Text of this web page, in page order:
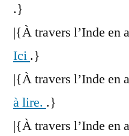
.}
|{À travers l’Inde en
Ici .}
|{À travers l’Inde en
à lire. .}
|{À travers l’Inde en